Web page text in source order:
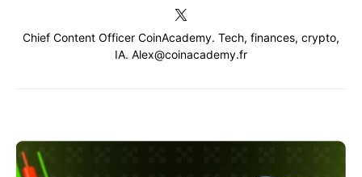
Chief Content Officer CoinAcademy. Tech, finances, crypto,
IA. Alex@coinacademy.fr